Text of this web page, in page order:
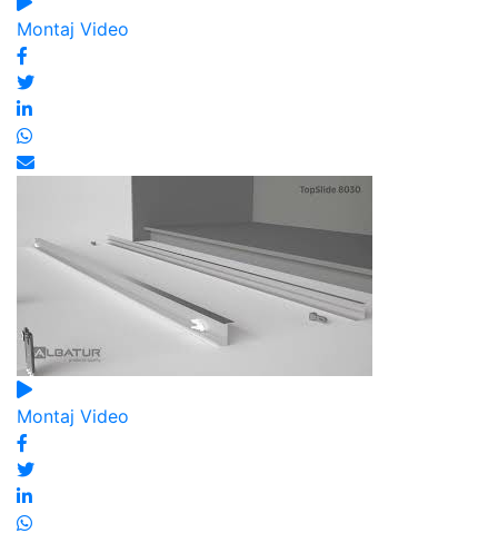
Montaj Video
Montaj Video